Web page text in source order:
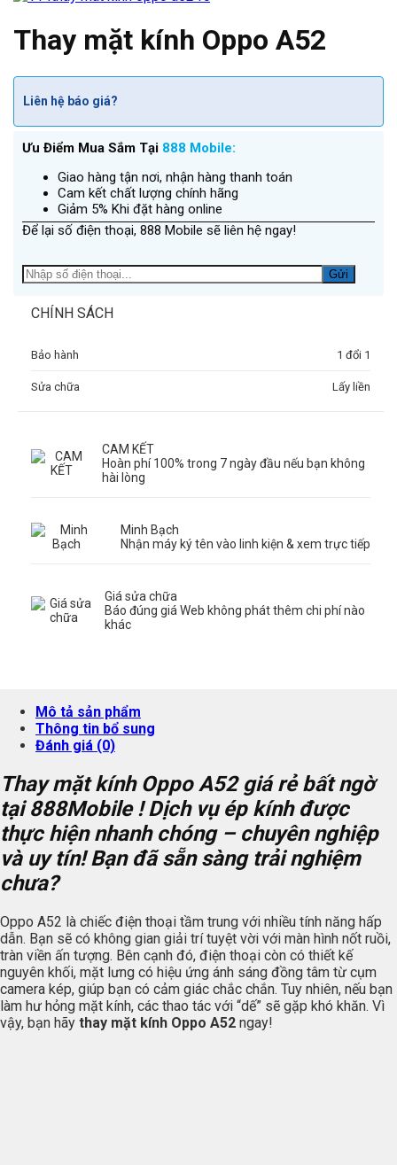
Thay mặt kính Oppo A52
Liên hệ báo giá?
Ưu Điểm Mua Sắm Tại 888 Mobile:
Giao hàng tận nơi, nhận hàng thanh toán
Cam kết chất lượng chính hãng
Giảm 5% Khi đặt hàng online
Để lại số điện thoại, 888 Mobile sẽ liên hệ ngay!
CHÍNH SÁCH
Bảo hành 1 đổi 1
Sửa chữa Lấy liền
CAM KẾT
Hoàn phí 100% trong 7 ngày đầu nếu bạn không
hài lòng
Minh Bạch
Nhận máy ký tên vào linh kiện & xem trực tiếp
Giá sửa chữa
Báo đúng giá Web không phát thêm chi phí nào
khác
Mô tả sản phẩm
Thông tin bổ sung
Đánh giá (0)
Thay mặt kính Oppo A52 giá rẻ bất ngờ
tại888Mobile! Dịch vụ ép kính được
thực hiện nhanh chóng – chuyên nghiệp
và uy tín! Bạn đã sẵn sàng trải nghiệm
chưa?
Oppo A52 là chiếc điện thoại tầm trung với nhiều tính năng hấp
dẫn. Bạn sẽ có không gian giải trí tuyệt vời với màn hình nốt ruồi,
tràn viền ấn tượng. Bên cạnh đó, điện thoại còn có thiết kế
nguyên khối, mặt lưng có hiệu ứng ánh sáng đồng tâm từ cụm
camera kép, giúp bạn có cảm giác chắc chắn. Tuy nhiên, nếu bạn
làm hư hỏng mặt kính, các thao tác với “dế” sẽ gặp khó khăn. Vì
vậy, bạn hãy thay mặt kính Oppo A52 ngay!